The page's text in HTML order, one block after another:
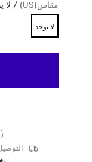
مقاس(US) لا
لا يوجد